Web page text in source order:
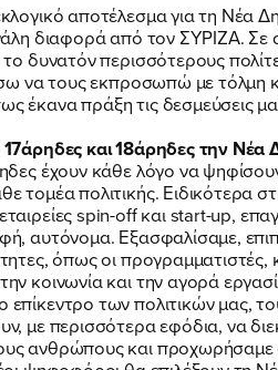
αποτέλεσμα για τη Νέα
διαφορά από τον ΣΥΡΙΖΑ.
το δυνατόν περισσότερους
να τους εκπροσωπώ με τόλμη
έκανα πράξη τις δεσμεύσεις
17άρηδες και 18άρηδες την Νέα
έχουν κάθε λόγο να
τομέα πολιτικής. Ειδικότερα
spin-off και start-up,
αυτόνομα. Εξασφαλίσαμε,
όπως οι
κοινωνία και την αγορά
των πολιτικών μας,
με περισσότερα εφόδια, να
ανθρώπους και προχωρήσαμε